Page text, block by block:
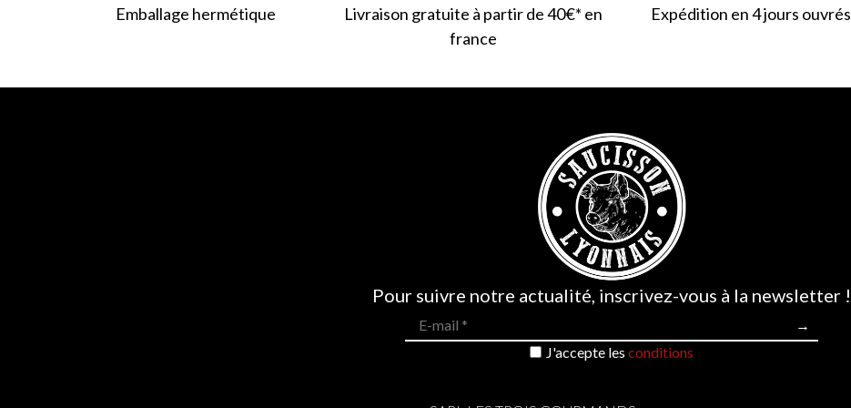
Emballage hermétique
Livraison gratuite à partir de 40€* en
france
Expédition en 4 jours ouvrés
Pour suivre notre actualité, inscrivez-vous à la newsletter !
J'accepte les conditions